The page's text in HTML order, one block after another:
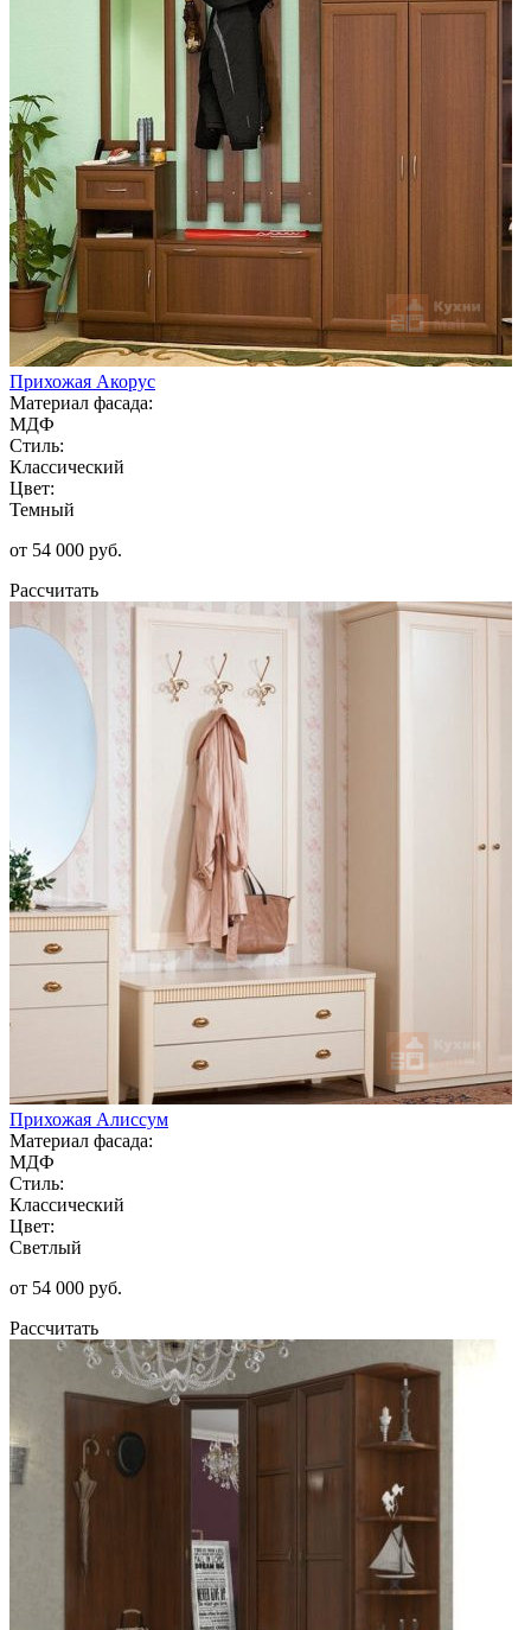
Прихожая Акорус
Материал фасада:
МДФ
Стиль:
Классический
Цвет:
Темный
от 54 000 руб.
Рассчитать
Прихожая Алиссум
Материал фасада:
МДФ
Стиль:
Классический
Цвет:
Светлый
от 54 000 руб.
Рассчитать